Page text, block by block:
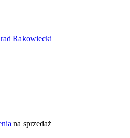
na sprzedaż